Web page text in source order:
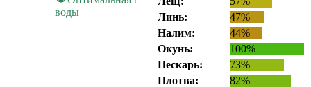
воды
Линь:
47%
Налим:
44%
Окунь:
100%
Пескарь:
73%
Плотва:
82%